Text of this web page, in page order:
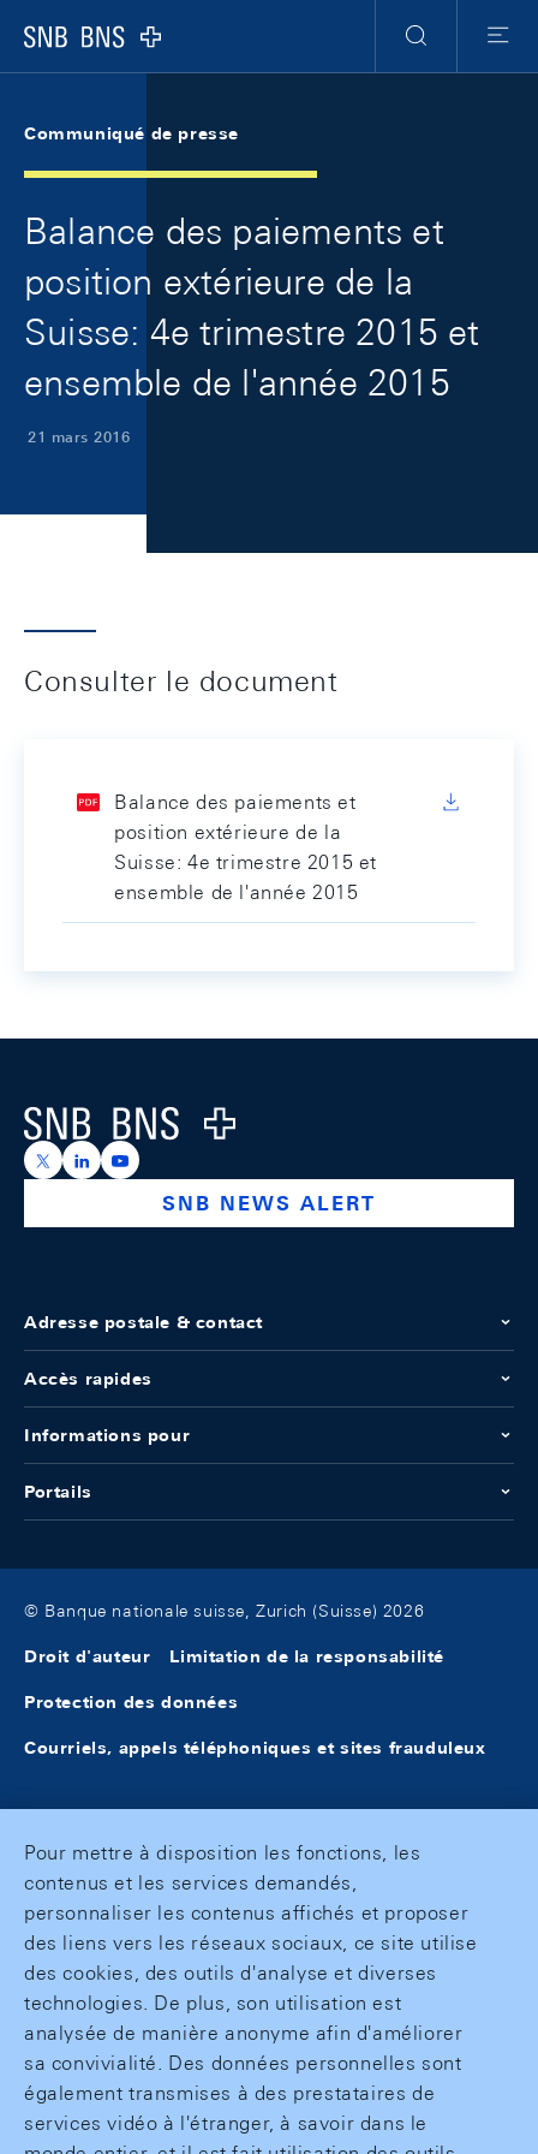
Logo
RechercheMenu
Communiqué de presse
Balance des paiements et
position extérieure de la
Suisse: 4e trimestre 2015 et
ensemble de l'année 2015
21 mars 2016
Consulter le document
Balance des paiements et
position extérieure de la
Suisse: 4e trimestre 2015 et
ensemble de l'année 2015
Logo
https://x.com/snb_bns
https://ch.linkedin.com/company/swiss-national-
https://www.youtube.com/@swissnationalbank
SNB NEWS ALERT
Adresse postale & contact
Accès rapides
Informations pour
Portails
© Banque nationale suisse, Zurich (Suisse) 2026
Droit d'auteur Limitation de la responsabilité
Protection des données
Courriels, appels téléphoniques et sites frauduleux
Pour mettre à disposition les fonctions, les
contenus et les services demandés,
personnaliser les contenus affichés et proposer
des liens vers les réseaux sociaux, ce site utilise
des cookies, des outils d'analyse et diverses
technologies. De plus, son utilisation est
analysée de manière anonyme afin d'améliorer
sa convivialité. Des données personnelles sont
également transmises à des prestataires de
services vidéo à l'étranger, à savoir dans le